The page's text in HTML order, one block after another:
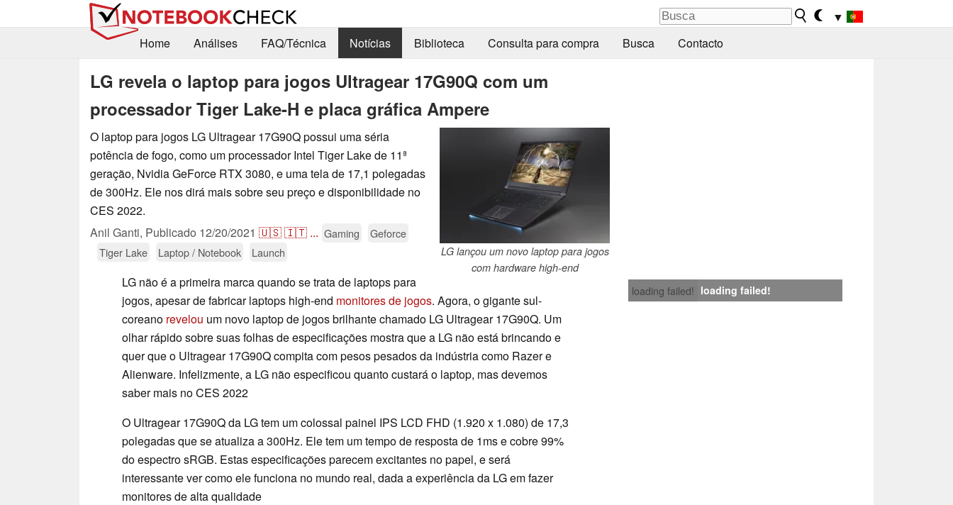
▼
Home
Análises FAQ/Técnica Notícias Biblioteca Consulta para compra Busca Contacto
LG revela o laptop para jogos Ultragear 17G90Q com um
processador Tiger Lake-H e placa gráfica Ampere
LG lançou um novo laptop para jogos
com hardware high-end
O laptop para jogos LG Ultragear 17G90Q possui uma séria
potência de fogo, como um processador Intel Tiger Lake de 11ª
geração, Nvidia GeForce RTX 3080, e uma tela de 17,1 polegadas
de 300Hz. Ele nos dirá mais sobre seu preço e disponibilidade no
CES 2022.
Anil Ganti, Publicado 12/20/2021 🇺🇸🇮🇹 ... Gaming
Geforce
Tiger Lake
Laptop / Notebook Launch
loading failed! loading failed!
LG não é a primeira marca quando se trata de laptops para
jogos, apesar de fabricar laptops high-end monitores de jogos. Agora, o gigante sul-
coreano revelou um novo laptop de jogos brilhante chamado LG Ultragear 17G90Q. Um
olhar rápido sobre suas folhas de especificações mostra que a LG não está brincando e
quer que o Ultragear 17G90Q compita com pesos pesados da indústria como Razer e
Alienware. Infelizmente, a LG não especificou quanto custará o laptop, mas devemos
saber mais no CES 2022
O Ultragear 17G90Q da LG tem um colossal painel IPS LCD FHD (1.920 x 1.080) de 17,3
polegadas que se atualiza a 300Hz. Ele tem um tempo de resposta de 1ms e cobre 99%
do espectro sRGB. Estas especificações parecem excitantes no papel, e será
interessante ver como ele funciona no mundo real, dada a experiência da LG em fazer
monitores de alta qualidade